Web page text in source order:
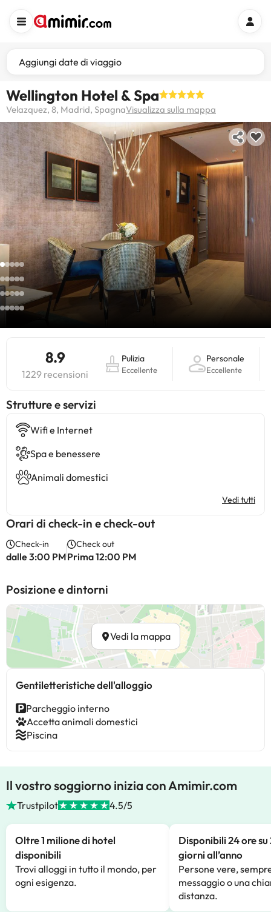
Aggiungi date di viaggio
Wellington Hotel & Spa
Velazquez, 8, Madrid, SpagnaVisualizza sulla mappa
8.9
1229 recensioni
Pulizia
Eccellente
Personale
Eccellente
​Strutture e servizi
Wifi e Internet
Spa e benessere
Animali domestici
Vedi tutti
Orari di check-in e check-out
Check-in
dalle 3:00 PM
Check out
Prima 12:00 PM
Posizione e dintorni
Vedi la mappa
Gentiletteristiche dell'alloggio
Parcheggio interno
Accetta animali domestici
Piscina
Il vostro soggiorno inizia con Amimir.com
Trustpilot 4.5/5
Oltre 1 milione di hotel
disponibili
Trovi alloggi in tutto il mondo, per
ogni esigenza.
Disponibili 24 ore su
giorni all’anno
Persone vere,
messaggio o una
distanza.